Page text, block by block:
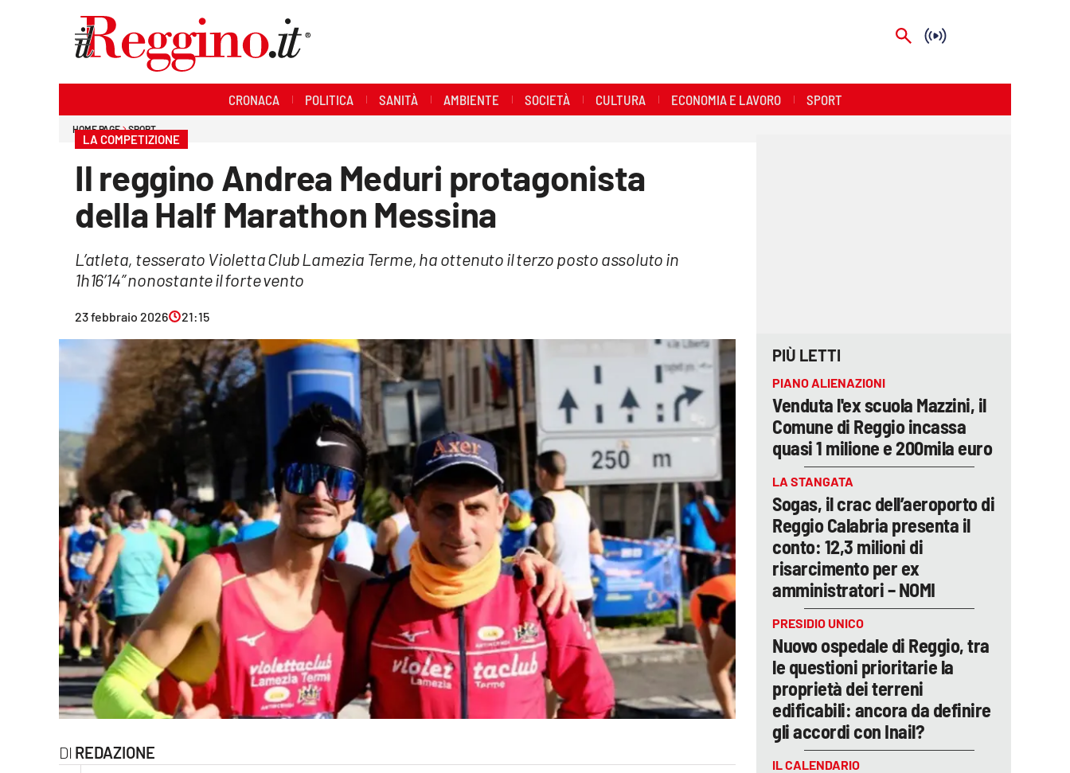
Lac Network
CRONACA POLITICA SANITÀ AMBIENTE SOCIETÀ CULTURA ECONOMIA E LAVORO SPORT
HOME PAGE SPORT
LA COMPETIZIONE
Il reggino Andrea Meduri protagonista
della Half Marathon Messina
L’atleta, tesserato Violetta Club Lamezia Terme, ha ottenuto il terzo posto assoluto in
1h16’14” nonostante il forte vento
23 febbraio 2026 21:15
REDAZIONE
PIÙ LETTI
PIANO ALIENAZIONI
Venduta l'ex scuola Mazzini, il
Comune di Reggio incassa
quasi 1 milione e 200mila euro
LA STANGATA
Sogas, il crac dell’aeroporto di
Reggio Calabria presenta il
conto: 12,3 milioni di
risarcimento per ex
amministratori – NOMI
PRESIDIO UNICO
Nuovo ospedale di Reggio, tra
le questioni prioritarie la
proprietà dei terreni
edificabili: ancora da definire
gli accordi con Inail?
IL CALENDARIO